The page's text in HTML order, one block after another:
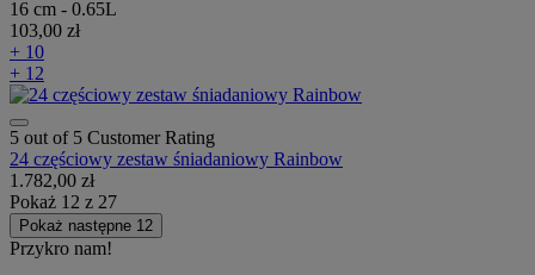
16 cm - 0.65L
103,00 zł
+ 10
+ 12
5 out of 5 Customer Rating
24 częściowy zestaw śniadaniowy Rainbow
1.782,00 zł
Pokaż 12 z 27
Pokaż następne 12
Przykro nam!